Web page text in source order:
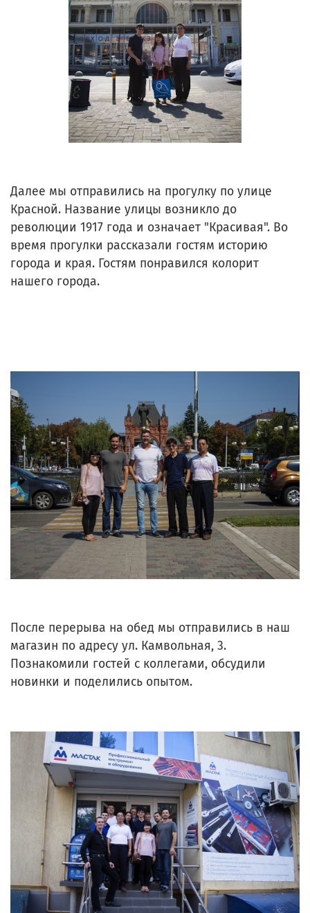
Далее мы отправились на прогулку по улице
Красной. Название улицы возникло до
революции 1917 года и означает "Красивая". Во
время прогулки рассказали гостям историю
города и края. Гостям понравился колорит
нашего города.
После перерыва на обед мы отправились в наш
магазин по адресу ул. Камвольная, 3.
Познакомили гостей с коллегами, обсудили
новинки и поделились опытом.